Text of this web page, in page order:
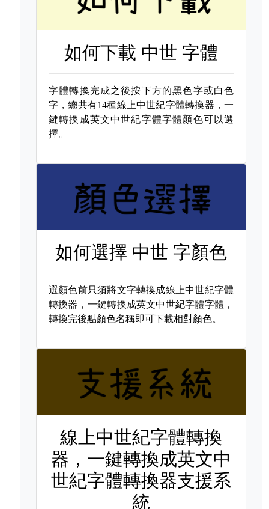
如何下載 中世 字體
字體轉換完成之後按下方的黑色字或白色
字，總共有14種線上中世紀字體轉換器，一
鍵轉換成英文中世紀字體字體顏色可以選
擇。
如何選擇 中世 字顏色
選顏色前只須將文字轉換成線上中世紀字體
轉換器，一鍵轉換成英文中世紀字體字體，
轉換完後點顏色名稱即可下載相對顏色。
線上中世紀字體轉換
器，一鍵轉換成英文中
世紀字體轉換器支援系
統